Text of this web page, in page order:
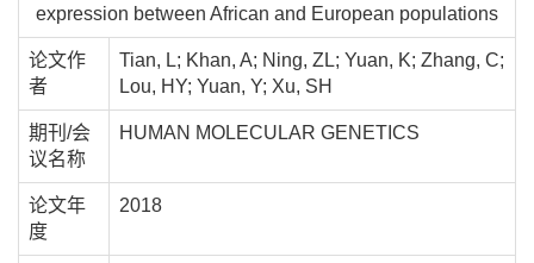
expression between African and European populations
论文作
者
Tian, L; Khan, A; Ning, ZL; Yuan, K; Zhang, C;
Lou, HY; Yuan, Y; Xu, SH
期刊/会
议名称
HUMAN MOLECULAR GENETICS
论文年
度
2018